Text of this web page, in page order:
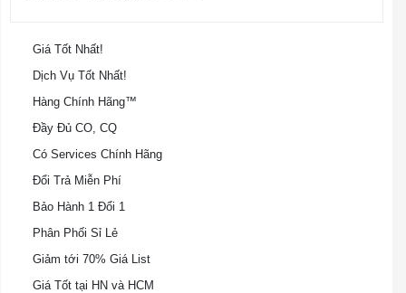
Giá Tốt Nhất!
Dịch Vụ Tốt Nhất!
Hàng Chính Hãng™
Đầy Đủ CO, CQ
Có Services Chính Hãng
Đổi Trả Miễn Phí
Bảo Hành 1 Đổi 1
Phân Phối Sỉ Lẻ
Giảm tới 70% Giá List
Giá Tốt tại HN và HCM